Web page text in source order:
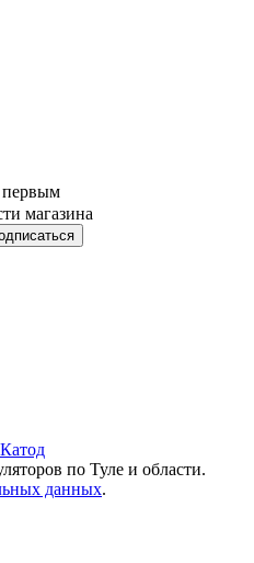
первым
магазина
по Туле и области.
данных.